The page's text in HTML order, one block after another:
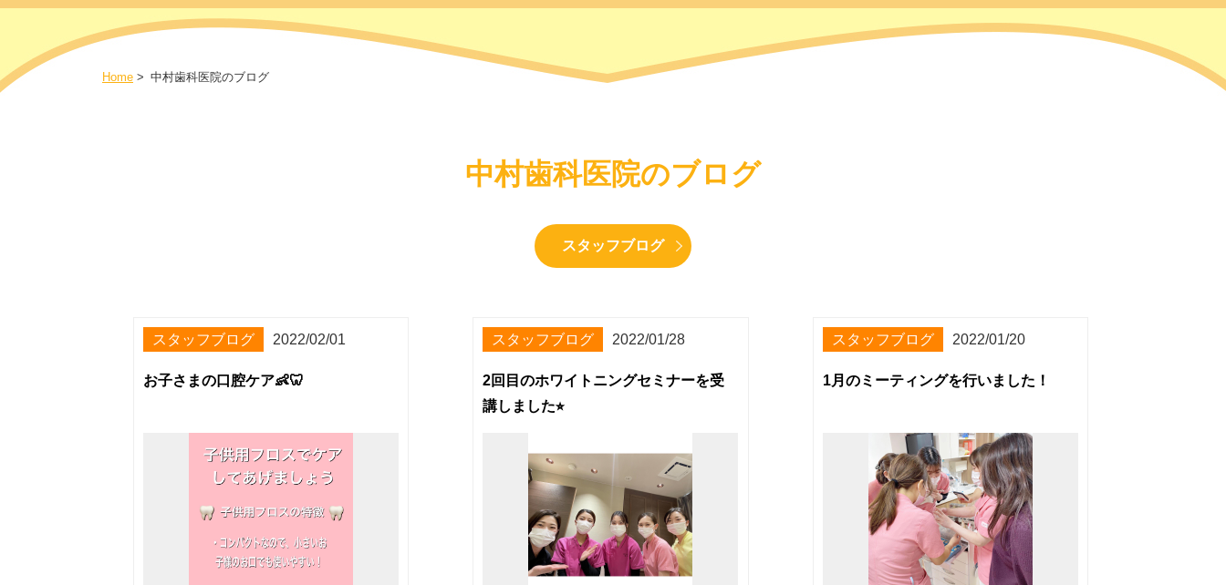
Home > 中村歯科医院のブログ
中村歯科医院のブログ
スタッフブログ
スタッフブログ 2022/02/01
お子さまの口腔ケア👶🦷
スタッフブログ 2022/01/28
2回目のホワイトニングセミナーを受
講しました⭐︎
スタッフブログ 2022/01/20
1月のミーティングを行いました！